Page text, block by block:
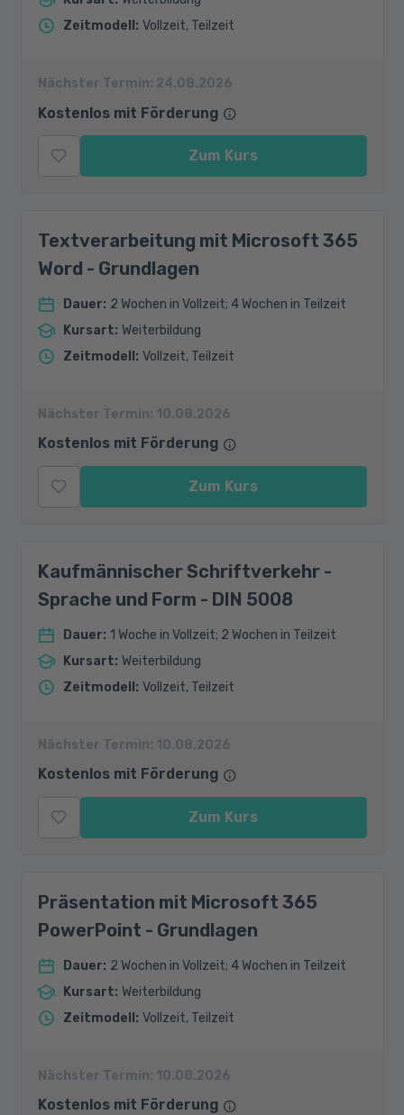
Zeitmodell : Vollzeit, Teilzeit
Nächster Termin: 24.08.2026
Kostenlos mit Förderung
Zum Kurs
Textverarbeitung mit Microsoft 365
Word - Grundlagen
Dauer: 2 Wochen in Vollzeit; 4 Wochen in Teilzeit
Kursart: Weiterbildung
Zeitmodell : Vollzeit, Teilzeit
Nächster Termin: 10.08.2026
Kostenlos mit Förderung
Zum Kurs
Kaufmännischer Schriftverkehr -
Sprache und Form - DIN 5008
Dauer: 1 Woche in Vollzeit; 2 Wochen in Teilzeit
Kursart: Weiterbildung
Zeitmodell : Vollzeit, Teilzeit
Nächster Termin: 10.08.2026
Kostenlos mit Förderung
Zum Kurs
Präsentation mit Microsoft 365
PowerPoint - Grundlagen
Dauer: 2 Wochen in Vollzeit; 4 Wochen in Teilzeit
Kursart: Weiterbildung
Zeitmodell : Vollzeit, Teilzeit
Nächster Termin: 10.08.2026
Kostenlos mit Förderung